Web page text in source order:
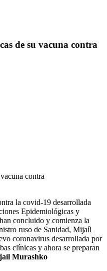
de su vacuna contra
contra
la covid-19 desarrollada
Epidemiológicas y
concluido y comienza la
ruso de Sanidad, Mijaíl
coronavirus desarrollada por
clínicas y ahora se preparan
Murashko